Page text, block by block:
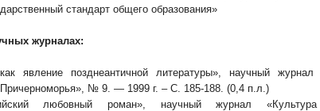
стандарт общего образования»
журналах:
явление позднеантичной литературы», научный журнал
№ 9. — 1999 г. – С. 185-188. (0,4 п.л.)
любовный роман», научный журнал